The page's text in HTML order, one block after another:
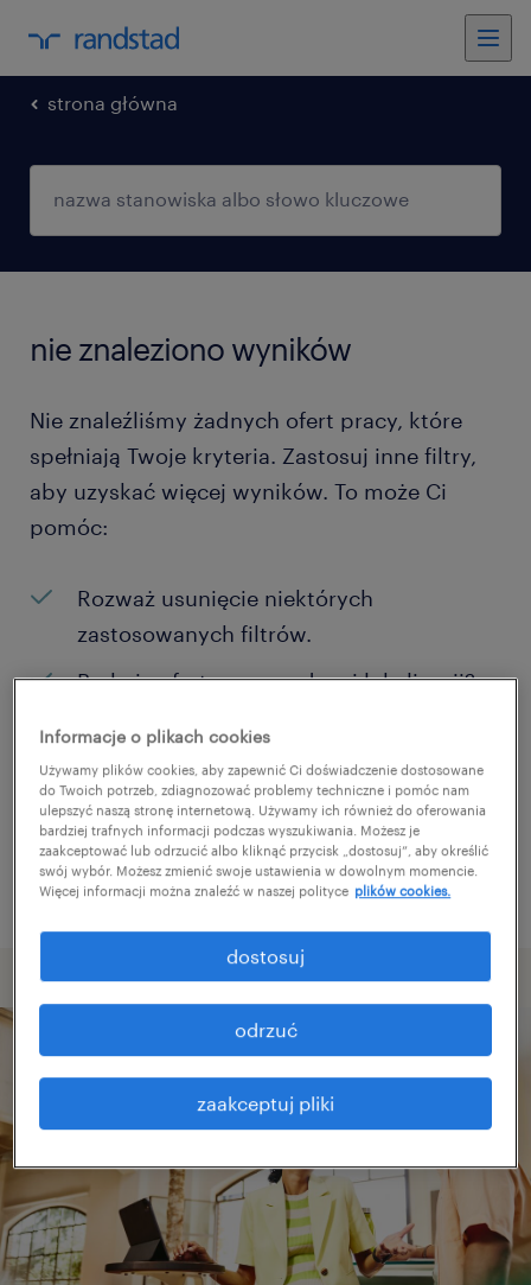
strona główna
nie znaleziono wyników
Nie znaleźliśmy żadnych ofert pracy, które
spełniają Twoje kryteria. Zastosuj inne filtry,
aby uzyskać więcej wyników. To może Ci
pomóc:
Rozważ usunięcie niektórych
zastosowanych filtrów.
Brakuje ofert pracy w danej lokalizacji?
poszukiwań?
Zmień nazwę stanowiska albo słowa
kluczowe i sprawdź, czy zostały zapisane
poprawnie.
Informacje o plikach cookies
Używamy plików cookies, aby zapewnić Ci doświadczenie dostosowane
do Twoich potrzeb, zdiagnozować problemy techniczne i pomóc nam
ulepszyć naszą stronę internetową. Używamy ich również do oferowania
bardziej trafnych informacji podczas wyszukiwania. Możesz je
zaakceptować lub odrzucić albo kliknąć przycisk „dostosuj”, aby określić
swój wybór. Możesz zmienić swoje ustawienia w dowolnym momencie.
Więcej informacji można znaleźć w naszej polityce plików cookies.
zaakceptuj pliki
odrzuć
dostosuj